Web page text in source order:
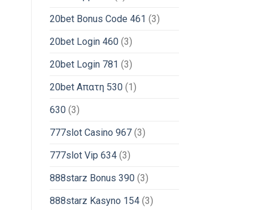
20bet Bonus Code 461 (3)
20bet Login 460(3)
20bet Login 781 (3)
20bet Απατη 530(1)
630(3)
777slot Casino 967(3)
777slot Vip 634(3)
888starz Bonus 390(3)
888starz Kasyno 154(3)